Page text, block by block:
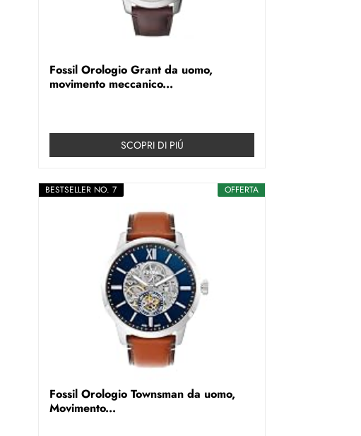
Fossil Orologio Grant da uomo,
movimento meccanico...
SCOPRI DI PIÚ
OFFERTA
BESTSELLER NO. 7
Fossil Orologio Townsman da uomo,
Movimento...